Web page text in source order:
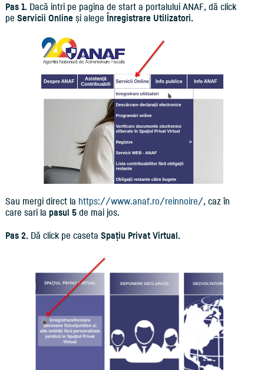
Pas 1. Dacă intri pe pagina de start a portalului ANAF, dă click
pe Servicii Online și alege Înregistrare Utilizatori.
Sau mergi direct la https://www.anaf.ro/reinnoire/, caz în
care sari la pasul 5 de mai jos.
Pas 2. Dă click pe caseta Spațiu Privat Virtual.